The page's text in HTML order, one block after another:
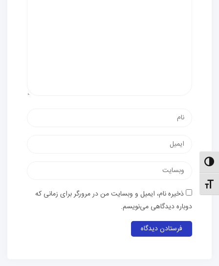
حالت کنتراست بالا
تنظیم اندازهٔ فونت
پست
وب‌سایت
ذخیره نام، ایمیل و وبسایت من در مرورگر برای زمانی که
دوباره دیدگاهی می‌نویسم.